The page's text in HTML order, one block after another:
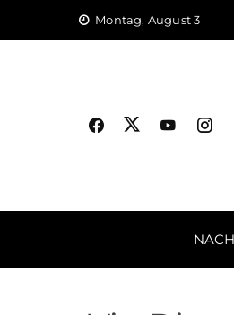
Montag, August 3